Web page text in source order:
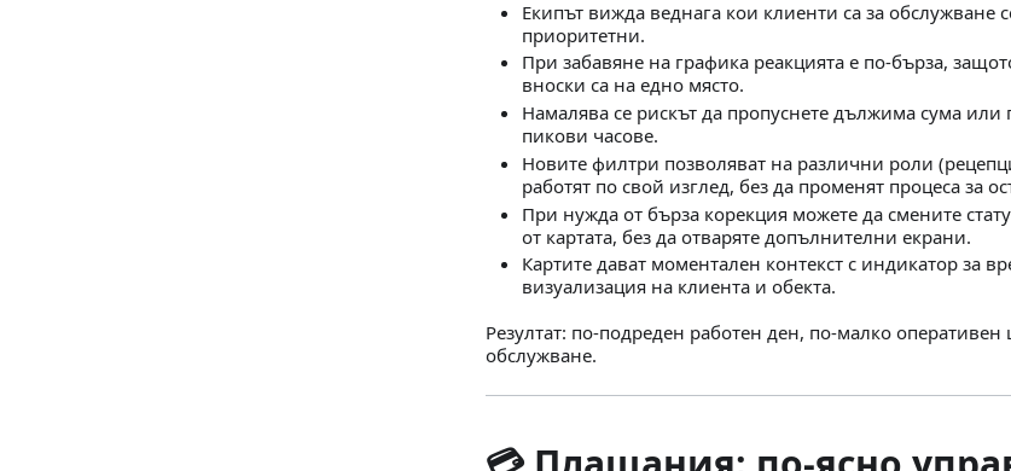
Екипът вижда веднага кои клиенти са за обслужване
приоритетни.
При забавяне на графика реакцията е по-бърза,
вноски са на едно място.
Намалява се рискът да пропуснете дължима сума или
пикови часове.
Новите филтри позволяват на различни роли
работят по свой изглед, без да променят процеса за
При нужда от бърза корекция можете да смените
от картата, без да отваряте допълнителни екрани.
Картите дават моментален контекст с индикатор за
визуализация на клиента и обекта.
Резултат: по-подреден работен ден, по-малко
обслужване.